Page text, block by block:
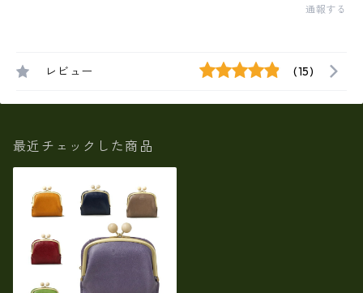
通報する
レビュー (15)
最近チェックした商品